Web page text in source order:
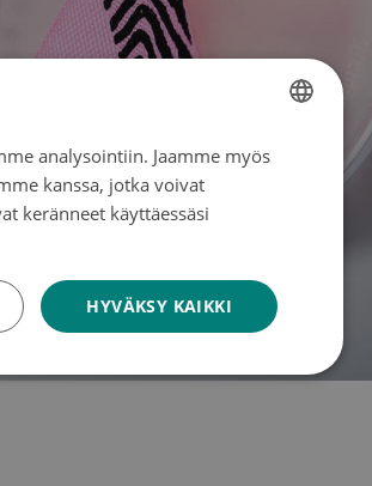
FINNISH
analysointiin. Jaamme myös
kanssa, jotka voivat
keränneet käyttäessäsi
HYVÄKSY KAIKKI